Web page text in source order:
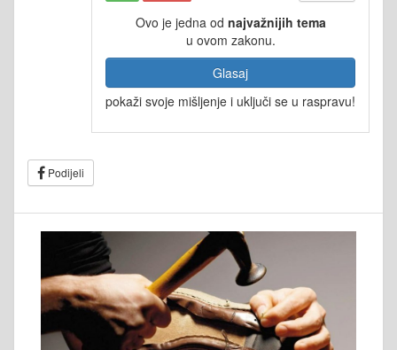
Ovo je jedna od najvažnijih tema
u ovom zakonu.
Glasaj
pokaži svoje mišljenje i uključi se u raspravu!
Podijeli